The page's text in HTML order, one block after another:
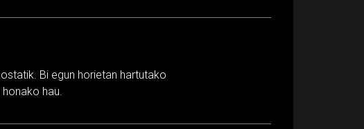
Bi egun horietan hartutako
hau.